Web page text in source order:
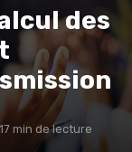
des
17 min de lecture